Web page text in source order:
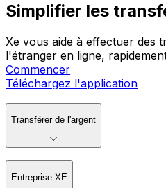
Simplifier les
Xe vous aide à effectuer des
l'étranger en ligne,
Commencer
Téléchargez l'application
Transférer de l'argent
Entreprise XE